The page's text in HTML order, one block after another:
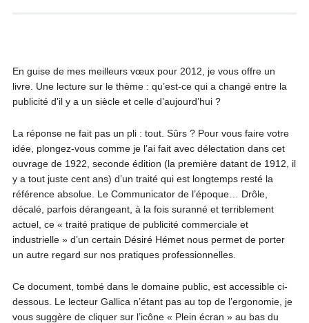
En guise de mes meilleurs vœux pour 2012, je vous offre un
livre. Une lecture sur le thème : qu’est-ce qui a changé entre la
publicité d’il y a un siècle et celle d’aujourd’hui ?
La réponse ne fait pas un pli : tout. Sûrs ? Pour vous faire votre
idée, plongez-vous comme je l’ai fait avec délectation dans cet
ouvrage de 1922, seconde édition (la première datant de 1912, il
y a tout juste cent ans) d’un traité qui est longtemps resté la
référence absolue. Le Communicator de l’époque… Drôle,
décalé, parfois dérangeant, à la fois suranné et terriblement
actuel, ce « traité pratique de publicité commerciale et
industrielle » d’un certain Désiré Hémet nous permet de porter
un autre regard sur nos pratiques professionnelles.
Ce document, tombé dans le domaine public, est accessible ci-
dessous. Le lecteur Gallica n’étant pas au top de l’ergonomie, je
vous suggère de cliquer sur l’icône « Plein écran » au bas du